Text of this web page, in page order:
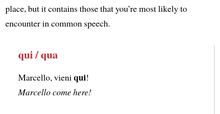
place, but it contains those that you’re most likely to
encounter in common speech.
qui / qua
Marcello, vieniqui!
Marcello come here!